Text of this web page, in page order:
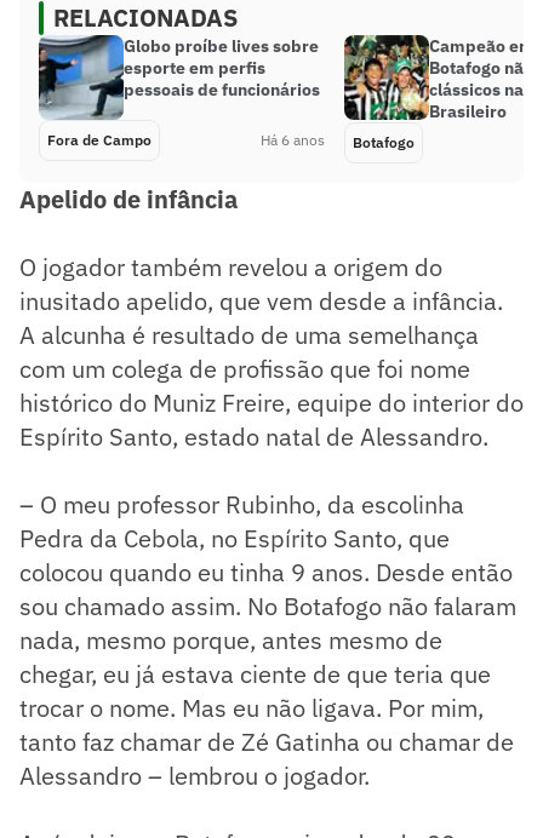
RELACIONADAS
Globo proíbe lives sobre
esporte em perfis
pessoais de funcionários
Fora de Campo Há 6 anos
Campeão em
Botafogo não
clássicos
Brasileiro
Botafogo
Apelido de infância
O jogador também revelou a origem do
inusitado apelido, que vem desde a infância.
A alcunha é resultado de uma semelhança
com um colega de profissão que foi nome
histórico do Muniz Freire, equipe do interior do
Espírito Santo, estado natal de Alessandro.
– O meu professor Rubinho, da escolinha
Pedra da Cebola, no Espírito Santo, que
colocou quando eu tinha 9 anos. Desde então
sou chamado assim. No Botafogo não falaram
nada, mesmo porque, antes mesmo de
chegar, eu já estava ciente de que teria que
trocar o nome. Mas eu não ligava. Por mim,
tanto faz chamar de Zé Gatinha ou chamar de
Alessandro – lembrou o jogador.